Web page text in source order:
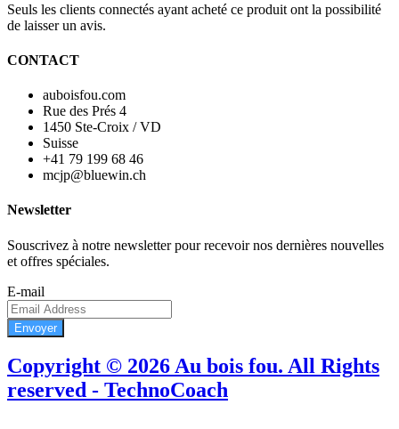
Seuls les clients connectés ayant acheté ce produit ont la possibilité
de laisser un avis.
CONTACT
auboisfou.com
Rue des Prés 4
1450 Ste-Croix / VD
Suisse
+41 79 199 68 46
mcjp@bluewin.ch
Newsletter
Souscrivez à notre newsletter pour recevoir nos dernières nouvelles
et offres spéciales.
E-mail
Envoyer
Copyright © 2026 Au bois fou. All Rights
reserved - TechnoCoach